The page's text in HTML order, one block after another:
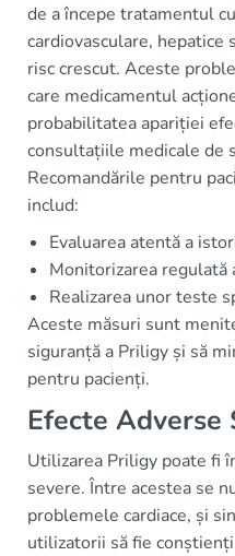
de a începe tratamentul
cardiovasculare, hepatice
risc crescut. Aceste
care medicamentul
probabilitatea apariției
consultațiile medicale de
Recomandările pentru
includ:
Evaluarea atentă a
Monitorizarea regulată
Realizarea unor teste
Aceste măsuri sunt
siguranță a Priligy și să
pentru pacienți.
Efecte Adverse
Utilizarea Priligy poate fi
severe. Între acestea se
problemele cardiace, și
utilizatorii să fie